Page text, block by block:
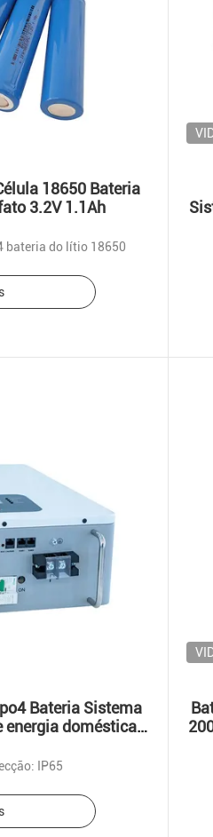
18650 Bateria
3.2V 1.1Ah
bateria do lítio 18650
Bateria Sistema
energia doméstica
IP65